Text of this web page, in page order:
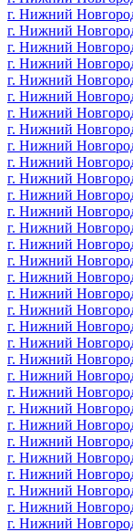
г. Нижний
г. Нижний
г. Нижний
г. Нижний
г. Нижний
г. Нижний
г. Нижний
г. Нижний
г. Нижний
г. Нижний
г. Нижний
г. Нижний
г. Нижний
г. Нижний
г. Нижний
г. Нижний
г. Нижний
г. Нижний
г. Нижний
г. Нижний
г. Нижний
г. Нижний
г. Нижний
г. Нижний
г. Нижний
г. Нижний
г. Нижний
г. Нижний
г. Нижний
г. Нижний
г. Нижний
г. Нижний